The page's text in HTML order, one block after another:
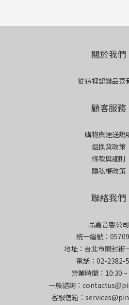
關於我們
從這裡認識品嘉
顧客服務
購物與運送說
退換貨政策
條款與細則
隱私權政策
聯絡我們
品嘉音響公司
統一編號：
地址：台北市開封街
電話：02-2382-
營業時間：10:30
一般諮詢：
客服信箱：